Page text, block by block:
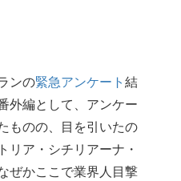
ンの緊急アンケート結
外編として、アンケー
ものの、目を引いたの
リア・シチリアーナ・
ぜかここで業界人目撃